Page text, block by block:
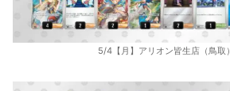
5/4【月】アリオン皆生店（鳥取）